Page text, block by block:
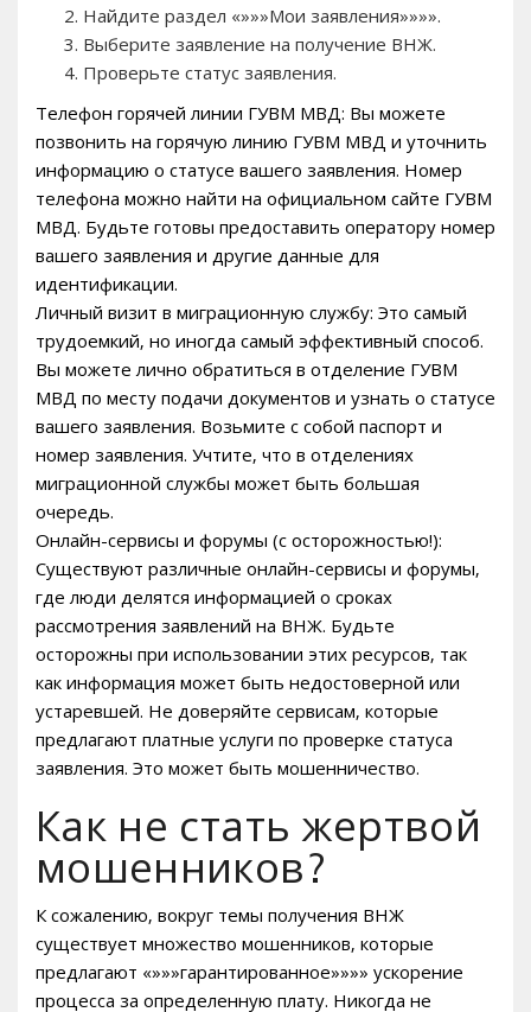
Найдите раздел «»»»Мои заявления»»»».
Выберите заявление на получение ВНЖ.
Проверьте статус заявления.
Телефон горячей линии ГУВМ МВД: Вы можете
позвонить на горячую линию ГУВМ МВД и уточнить
информацию о статусе вашего заявления. Номер
телефона можно найти на официальном сайте ГУВМ
МВД. Будьте готовы предоставить оператору номер
вашего заявления и другие данные для
идентификации.
Личный визит в миграционную службу: Это самый
трудоемкий‚ но иногда самый эффективный способ.
Вы можете лично обратиться в отделение ГУВМ
МВД по месту подачи документов и узнать о статусе
вашего заявления. Возьмите с собой паспорт и
номер заявления. Учтите‚ что в отделениях
миграционной службы может быть большая
очередь.
Онлайн-сервисы и форумы (с осторожностью!):
Существуют различные онлайн-сервисы и форумы‚
где люди делятся информацией о сроках
рассмотрения заявлений на ВНЖ. Будьте
осторожны при использовании этих ресурсов‚ так
как информация может быть недостоверной или
устаревшей. Не доверяйте сервисам‚ которые
предлагают платные услуги по проверке статуса
заявления. Это может быть мошенничество.
Как не стать жертвой
мошенников?
К сожалению‚ вокруг темы получения ВНЖ
существует множество мошенников‚ которые
предлагают «»»»гарантированное»»»» ускорение
процесса за определенную плату. Никогда не